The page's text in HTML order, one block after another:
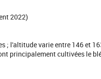
2022)
; l'altitude varie entre 146 et
principalement cultivées le